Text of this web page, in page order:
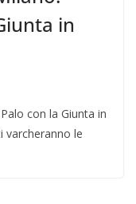
in
con la Giunta in
varcheranno le